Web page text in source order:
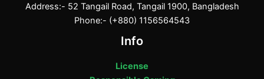
Address:- 52 Tangail Road, Tangail 1900, Bangladesh
Phone:- (+880) 1156564543
Info
License